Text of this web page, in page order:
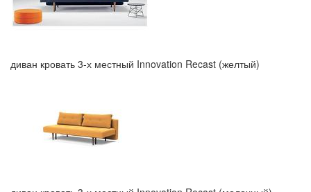
диван кровать 3-х местный Innovation Recast (желтый)